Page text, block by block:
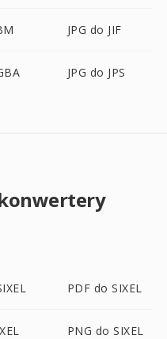
JPG do JIF
JPG do JPS
PDF do SIXEL
PNG do SIXEL